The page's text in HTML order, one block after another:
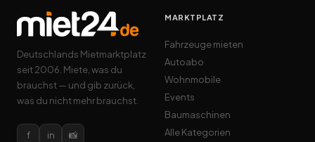
Deutschlands Mietmarktplatz
seit 2006. Miete, was du
brauchst — und gib zurück,
was du nicht mehr brauchst.
f in 📸
MARKTPLATZ
Fahrzeuge mieten
Autoabo
Wohnmobile
Events
Baumaschinen
Alle Kategorien